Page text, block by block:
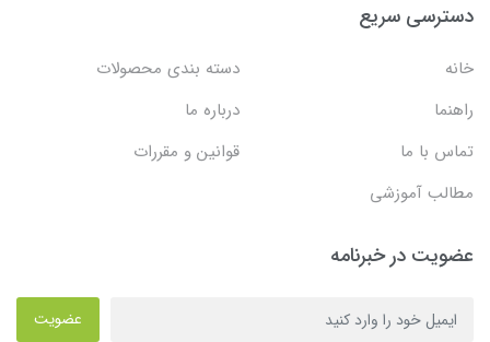
دسترسی سریع
خانه
دسته بندی محصولات
راهنما
درباره ما
تماس با ما
قوانین و مقررات
مطالب آموزشی
عضویت در خبرنامه
عضویت